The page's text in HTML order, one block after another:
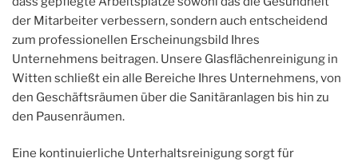
der Mitarbeiter verbessern, sondern auch entscheidend
zum professionellen Erscheinungsbild Ihres
Unternehmens beitragen. Unsere Glasflächenreinigung in
Witten schließt ein alle Bereiche Ihres Unternehmens, von
den Geschäftsräumen über die Sanitäranlagen bis hin zu
den Pausenräumen.
Eine kontinuierliche Unterhaltsreinigung sorgt für